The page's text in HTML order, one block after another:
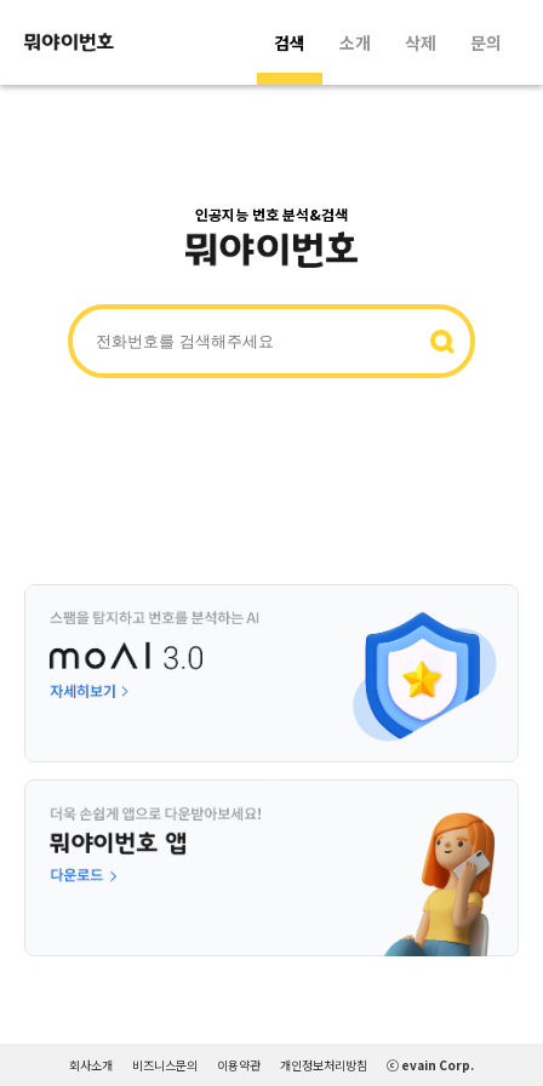
검색 소개 삭제 문의
인공지능 번호 분석&검색
회사소개 비즈니스문의 이용약관 개인정보처리방침 ⓒ evain Corp.